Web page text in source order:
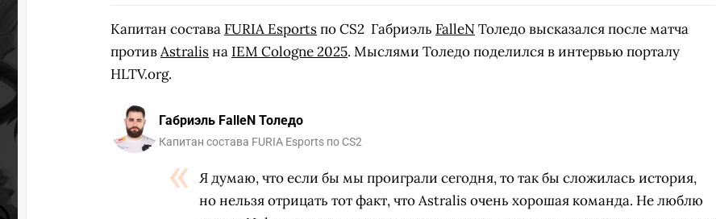
Капитан состава FURIA Esportsпо CS2 Габриэль FalleNТоледо высказался после матча
противAstralisна IEM Cologne 2025. Мыслями Толедо поделился в интервью порталу
HLTV.org.
Габриэль FalleN Толедо
Капитан состава FURIA Esports по CS2
Я думаю, что если бы мы проиграли сегодня, то так бы сложилась история,
но нельзя отрицать тот факт, что Astralis очень хорошая команда. Не люблю